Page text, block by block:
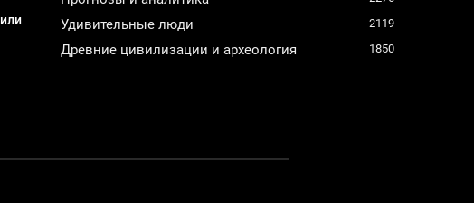
Удивительные люди 2119
Древние цивилизации и археология 1850